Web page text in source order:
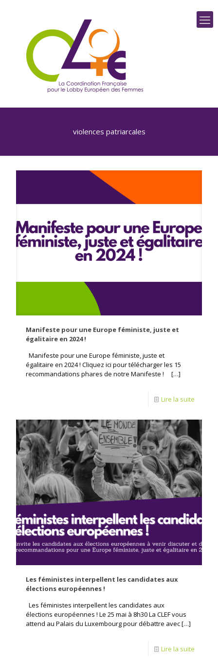
violences patriarcales
Manifeste pour une Europe féministe, juste et
égalitaire en 2024 !
Manifeste pour une Europe féministe, juste et
égalitaire en 2024 ! Cliquez ici pour télécharger les 15
recommandations phares de notre Manifeste !
[…]
Lire la suite
Les féministes interpellent les candidates aux
élections européennes !
Les féministes interpellent les candidates aux
élections européennes ! Le 25 mai à 8h30 La CLEF vous
attend au Palais du Luxembourg pour débattre avec[…]
Lire la suite